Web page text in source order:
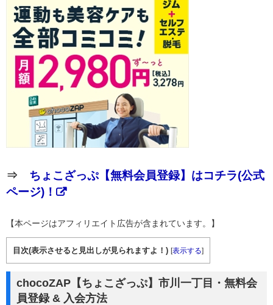
⇒ ちょこざっぷ【無料会員登録】はコチラ(公式
ページ)！
【本ページはアフィリエイト広告が含まれています。】
目次(表示させると見出しが見られますよ！) [表示する]
chocoZAP【ちょこざっぷ】市川一丁目・無料会
員登録 & 入会方法